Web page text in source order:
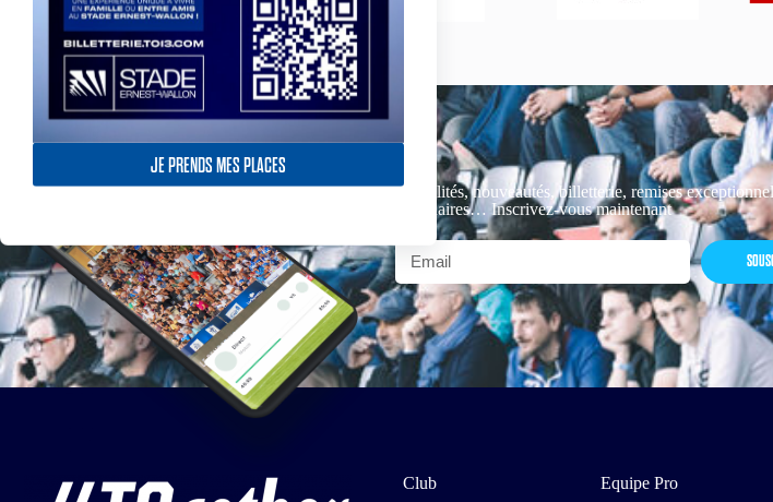
JE PRENDS MES PLACES
Actualités, nouveautés, billetterie, remises
partenaires… Inscrivez-vous maintenant
Club Equipe Pro